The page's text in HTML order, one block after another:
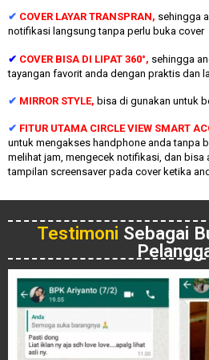
✔ COVER LAYAR TRANSPRAN, sehingga
notifikasi langsung tanpa perlu buka cover
✔ COVER BISA DI LIPAT 360°, sehingga
tayangan favorit anda dengan praktis dan
✔ MIRROR STYLE, bisa di gunakan untuk
✔ FITUR UTAMA CIRCLE VIEW SMART
untuk mengakses handphone anda tanpa
melihat jam, mengecek notifikasi, dan bisa
tampilan screensaver pada cover ketika
Testimoni Sebagai